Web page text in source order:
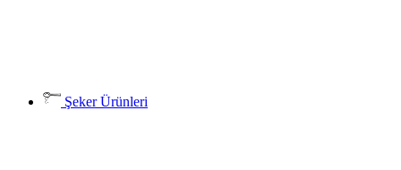
Şeker Ürünleri